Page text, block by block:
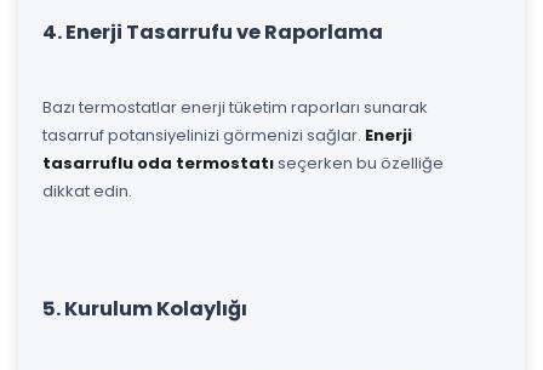
4. Enerji Tasarrufu ve Raporlama
Bazı termostatlar enerji tüketim raporları sunarak
tasarruf potansiyelinizi görmenizi sağlar. Enerji
tasarruflu oda termostatıseçerken bu özelliğe
dikkat edin.
5. Kurulum Kolaylığı